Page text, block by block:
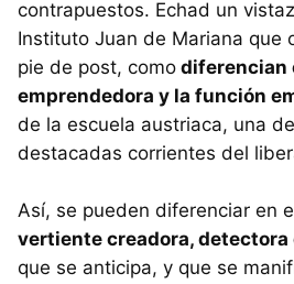
contrapuestos. Echad un
Instituto Juan de Mariana que
pie de post, como diferencian
emprendedora y la función
de la escuela austriaca, una
destacadas corrientes del
Así, se pueden diferenciar en
vertiente creadora,
que se anticipa, y que se